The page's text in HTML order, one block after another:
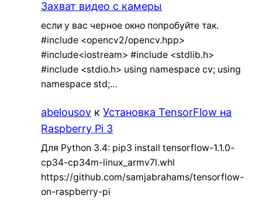
Захват видео с камеры
если у вас черное окно попробуйте так.
#include <opencv2/opencv.hpp>
#include<iostream> #include <stdlib.h>
#include <stdio.h> using namespace cv; using
namespace std;…
abelousov кУстановка TensorFlow на
Raspberry Pi 3
Для Python 3.4: pip3 install tensorflow-1.1.0-
cp34-cp34m-linux_armv7l.whl
https://github.com/samjabrahams/tensorflow-
on-raspberry-pi